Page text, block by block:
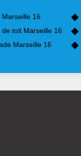
16
toit Marseille 16
Marseille 16